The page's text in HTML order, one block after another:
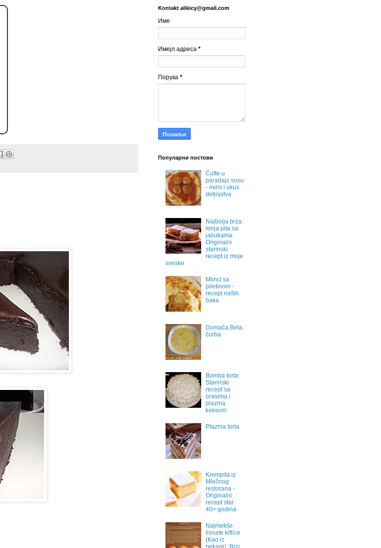
Kontakt alikicy@gmail.com
Име
Имејл адреса *
Порука *
Популарни постови
Ćufte u
paradajz sosu
- miris i ukus
detinjstva
Najbolja brza
lenja pita sa
jabukama:
Originalni
starinski
recept iz moje
sveske
Mlinci sa
piletinom -
recept naših
baka
Domaća Bela
čorba
Bomba torta:
Starinski
recept sa
orasima i
plazma
keksom
Plazma torta
Krempita iz
Mlečnog
restorana -
Originalni
recept star
40+ godina
Najmekše
lisnate kiflice
(Kao iz
pekare): Brzi